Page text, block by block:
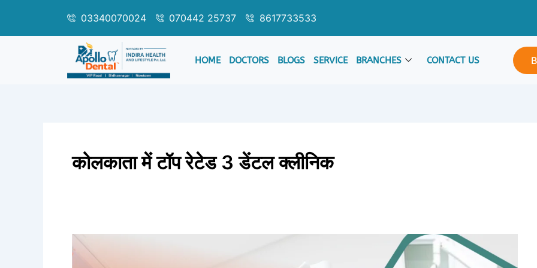
content
03340070024 070442 25737 8617733533
HOME DOCTORS BLOGS SERVICE BRANCHES CONTACT US
कोलकाता में टॉप रेटेड 3 डेंटल क्लीनिक
कोलकाता
में